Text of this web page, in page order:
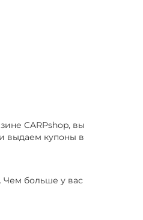
CARPshop, вы
выдаем купоны в
Чем больше у вас